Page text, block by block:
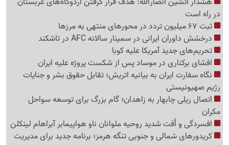
در راه است
ثبت 67 میلیون تردد در محورهای منتهی به مرزها
درخشش داوران ایرانی در سمینار سالانه AFC در تاشکند
تحریم‌های جدید آمریکا علیه کوبا
افشای برکناری در موساد پس از شکست پروژه علیه ایران
نگاه سفارت ایران به بیانیه اتریش؛ تقابل حقوق بشر و جنایات
رژیم صهیونیستی
اتصال ریلی چابهار به زاهدان؛ گام بزرگ برای توسعه سواحل
مکران
افسردگی و اُفت شدید روحیه ملوانان ناو هواپیمابر آبراهام لینکلن
کریدورهای شمالی و جنوبی تنگه هرمز؛ برنامه جدید برای مدیریت